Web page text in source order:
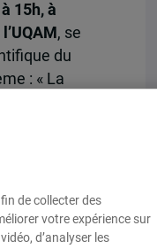
15h, à
, se
du
: « La
»
du
de collecter des
votre expérience sur
d’analyser les